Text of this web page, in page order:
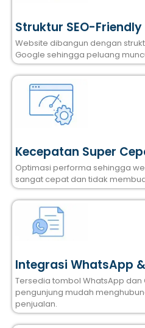
Struktur SEO-Friendly
Website dibangun dengan
Google sehingga peluang
Kecepatan Super
Optimasi performa sehingga
sangat cepat dan tidak
Integrasi WhatsApp
Tersedia tombol WhatsApp
pengunjung mudah
penjualan.